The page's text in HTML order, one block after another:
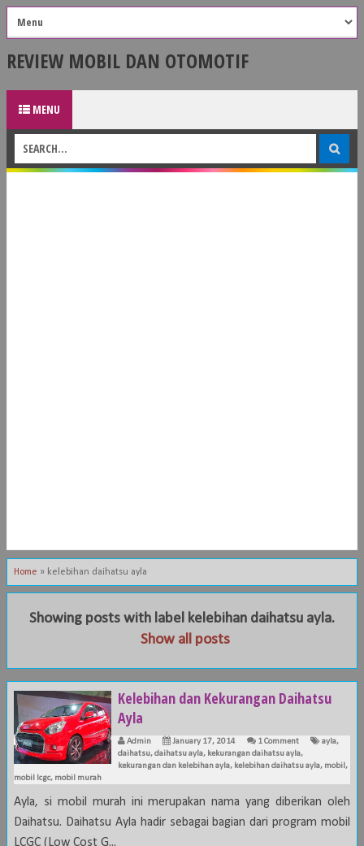
REVIEW MOBIL DAN OTOMOTIF
MENU
Home » kelebihan daihatsu ayla
Showing posts with label kelebihan daihatsu ayla.
Show all posts
Kelebihan dan Kekurangan Daihatsu
Ayla
Admin January 17, 2014 1 Comment ayla,
daihatsu,daihatsu ayla, kekurangan daihatsu ayla,
kekurangan dan kelebihan ayla, kelebihan daihatsu ayla, mobil ,
mobil lcgc, mobil murah
Ayla, si mobil murah ini merupakan nama yang diberikan oleh
Daihatsu. Daihatsu Ayla hadir sebagai bagian dari program mobil
LCGC (Low Cost G...